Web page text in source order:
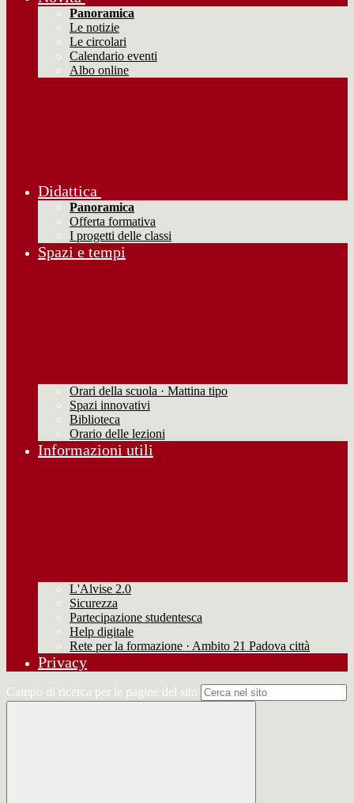
Panoramica
Le notizie
Le circolari
Calendario eventi
Albo online
Didattica
Panoramica
Offerta formativa
I progetti delle classi
Spazi e tempi
Orari della scuola · Mattina tipo
Spazi innovativi
Biblioteca
Orario delle lezioni
Informazioni utili
L'Alvise 2.0
Sicurezza
Partecipazione studentesca
Help digitale
Rete per la formazione · Ambito 21 Padova città
Privacy
Campo di ricerca per le pagine del sito